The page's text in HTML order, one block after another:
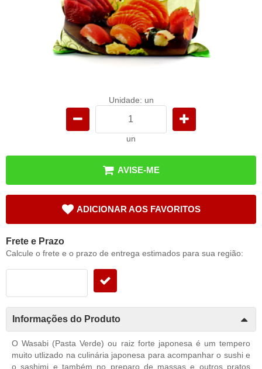
Unidade: un
un
AVISE-ME
ADICIONAR AOS FAVORITOS
Frete e Prazo
Calcule o frete e o prazo de entrega estimados para sua região:
Informações do Produto
O Wasabi (Pasta Verde) ou raiz forte japonesa é um tempero
muito utlizado na culinária japonesa para acompanhar o sushi e
o sashimi e também no preparo de massas e outros pratos